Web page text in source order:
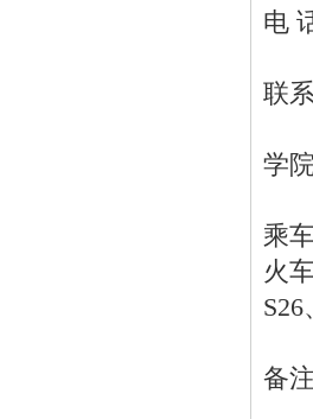
电
联
学
乘
火
备